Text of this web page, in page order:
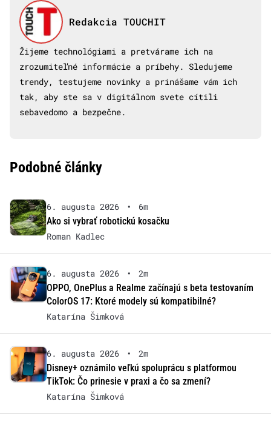
Redakcia TOUCHIT
Žijeme technológiami a pretvárame ich na
zrozumiteľné informácie a príbehy. Sledujeme
trendy, testujeme novinky a prinášame vám ich
tak, aby ste sa v digitálnom svete cítili
sebavedomo a bezpečne.
Podobné články
6. augusta 2026 •
6m
Ako si vybrať robotickú kosačku
Roman Kadlec
6. augusta 2026 •
2m
OPPO, OnePlus a Realme začínajú s beta testovaním
ColorOS 17: Ktoré modely sú kompatibilné?
Katarína Šimková
6. augusta 2026 •
2m
Disney+ oznámilo veľkú spoluprácu s platformou
TikTok: Čo prinesie v praxi a čo sa zmení?
Katarína Šimková